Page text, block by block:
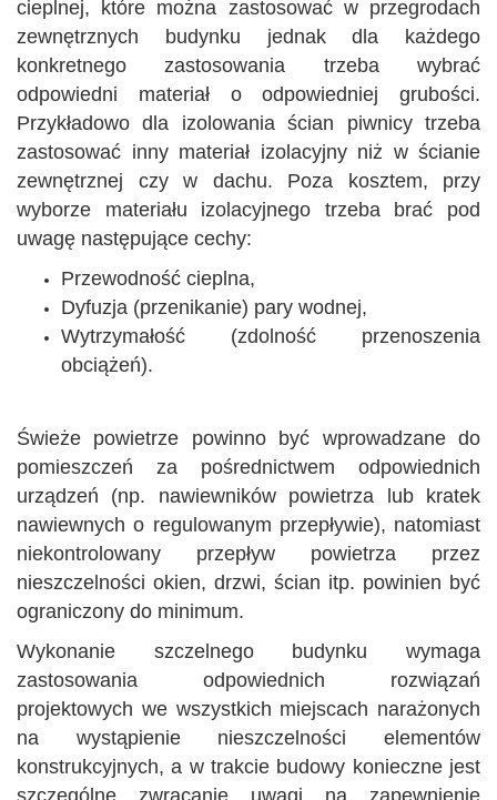
cieplnej, które można zastosować w przegrodach
zewnętrznych budynku jednak dla każdego
konkretnego zastosowania trzeba wybrać
odpowiedni materiał o odpowiedniej grubości.
Przykładowo dla izolowania ścian piwnicy trzeba
zastosować inny materiał izolacyjny niż w ścianie
zewnętrznej czy w dachu. Poza kosztem, przy
wyborze materiału izolacyjnego trzeba brać pod
uwagę następujące cechy:
Przewodność cieplna,
Dyfuzja (przenikanie) pary wodnej,
Wytrzymałość (zdolność przenoszenia
obciążeń).
Świeże powietrze powinno być wprowadzane do
pomieszczeń za pośrednictwem odpowiednich
urządzeń (np. nawiewników powietrza lub kratek
nawiewnych o regulowanym przepływie), natomiast
niekontrolowany przepływ powietrza przez
nieszczelności okien, drzwi, ścian itp. powinien być
ograniczony do minimum.
Wykonanie szczelnego budynku wymaga
zastosowania odpowiednich rozwiązań
projektowych we wszystkich miejscach narażonych
na wystąpienie nieszczelności elementów
konstrukcyjnych, a w trakcie budowy konieczne jest
szczególne zwracanie uwagi na zapewnienie